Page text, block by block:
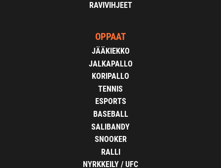
RAVIVIHJEET
OPPAAT
JÄÄKIEKKO
JALKAPALLO
KORIPALLO
TENNIS
ESPORTS
BASEBALL
SALIBANDY
SNOOKER
RALLI
NYRKKEILY / UFC